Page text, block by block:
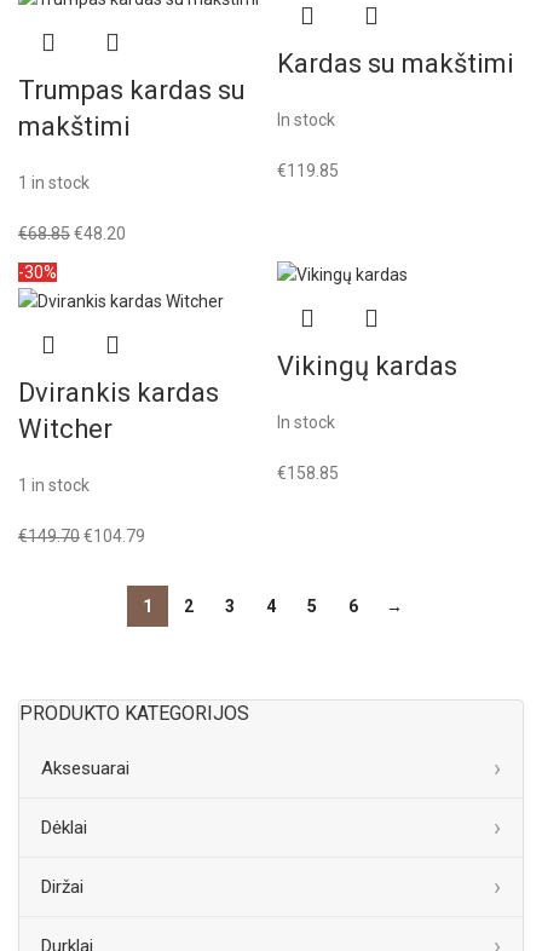
PRODUKTO KATEGORIJOS
Aksesuarai
Dėklai
Diržai
Durklai
Trumpas kardas su
makštimi
1 in stock
€68.85€48.20
Kardas su makštimi
In stock
€119.85
-30%
Dvirankis kardas
Witcher
1 in stock
€149.70€104.79
Vikingų kardas
In stock
€158.85
1 2 3 4 5 6 →